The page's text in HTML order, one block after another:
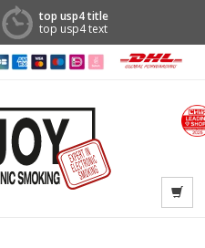
top usp4 title
top usp4 text